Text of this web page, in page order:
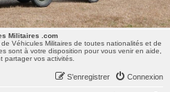
Militaires .com
Véhicules Militaires de toutes nationalités et de
sont à votre disposition pour vous venir en aide,
partager vos activités.
Connexion
S’enregistrer